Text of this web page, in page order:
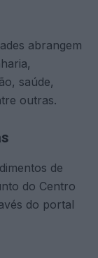
abrangem
saúde,
outras.
de
do Centro
do portal